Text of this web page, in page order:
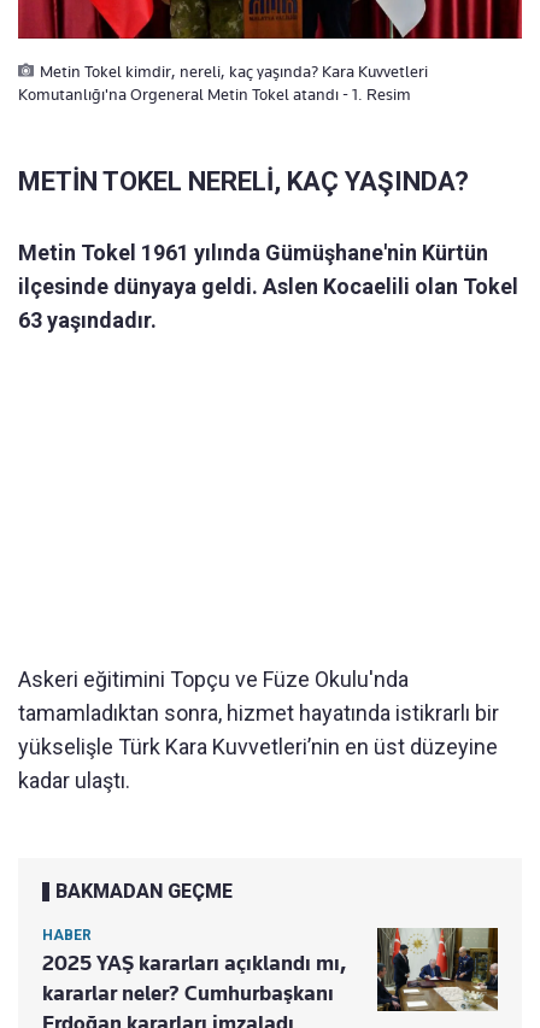
Metin Tokel kimdir, nereli, kaç yaşında? Kara Kuvvetleri
Komutanlığı'na Orgeneral Metin Tokel atandı - 1. Resim
METİN TOKEL NERELİ, KAÇ YAŞINDA?
Metin Tokel 1961 yılında Gümüşhane'nin Kürtün
ilçesinde dünyaya geldi. Aslen Kocaelili olan Tokel
63 yaşındadır.
Askeri eğitimini Topçu ve Füze Okulu'nda
tamamladıktan sonra, hizmet hayatında istikrarlı bir
yükselişle Türk Kara Kuvvetleri’nin en üst düzeyine
kadar ulaştı.
BAKMADAN GEÇME
HABER
2025 YAŞ kararları açıklandı mı,
kararlar neler? Cumhurbaşkanı